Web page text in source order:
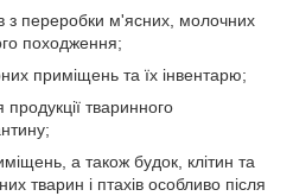
з переробки м'ясних, молочних
походження;
приміщень та їх інвентарю;
тваринного
а також будок, клітин та
тварин і птахів особливо після